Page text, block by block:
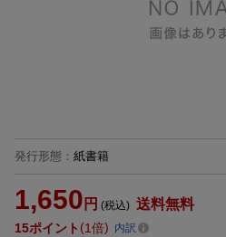
発行形態 ： 紙書籍
1,650 円 (税込) 送料無料
15ポイント 1倍 内訳